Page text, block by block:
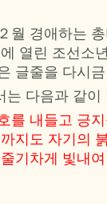
월 경애하는
열린 조선소
글줄을 다시
는 다음과 같이
를 내들고 긍
지도 자기의
기차게 빛내